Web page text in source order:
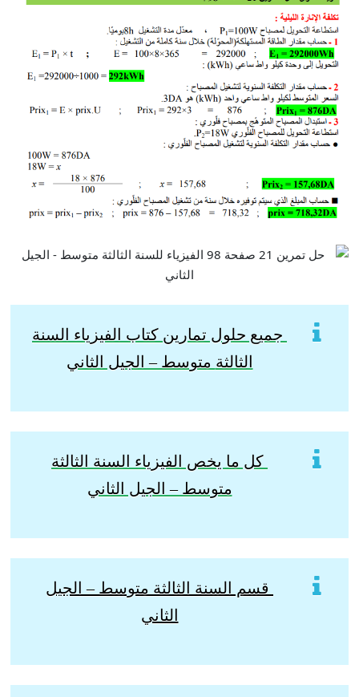
جميع حلول تمارين كتاب الفيزياء السنة
الثالثة متوسط – الجيل الثاني
كل ما يخص الفيزياء السنة الثالثة
متوسط – الجيل الثاني
قسم السنة الثالثة متوسط – الجيل
الثاني